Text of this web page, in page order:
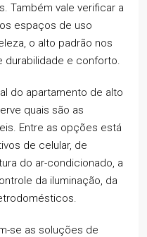
Também vale verificar a
espaços de uso
o alto padrão nos
durabilidade e conforto.
do apartamento de alto
quais são as
Entre as opções está
de celular, de
do ar-condicionado, a
da iluminação, da
se as soluções de